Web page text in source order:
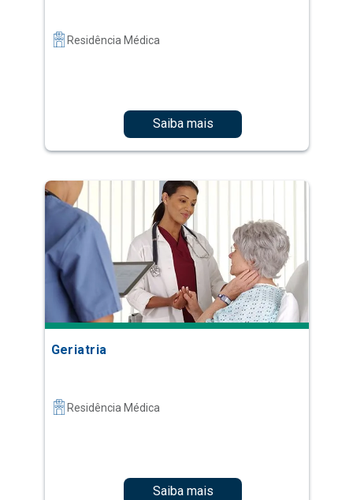
Residência Médica
Saiba mais
Geriatria
Residência Médica
Saiba mais